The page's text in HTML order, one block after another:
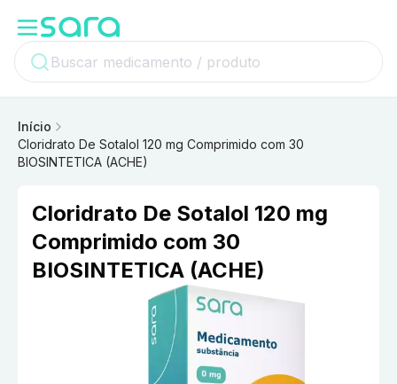
Início
Cloridrato De Sotalol 120 mg Comprimido com 30
BIOSINTETICA (ACHE)
Cloridrato De Sotalol 120 mg
Comprimido com 30
BIOSINTETICA (ACHE)